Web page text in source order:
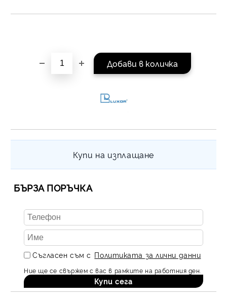
Купи на изплащане
БЪРЗА ПОРЪЧКА
Съгласен съм с Политиката за лични данни
Ние ще се свържем с вас в рамките на работния ден.